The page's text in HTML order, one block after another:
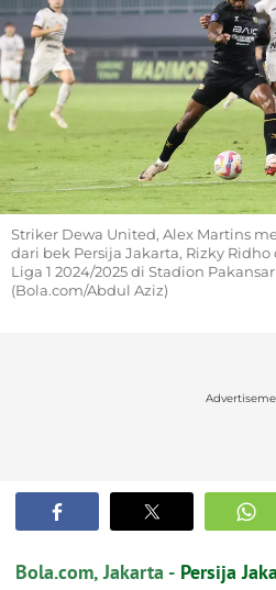
Striker Dewa United, Alex Martins
dari bek Persija Jakarta, Rizky
Liga 1 2024/2025 di Stadion
(Bola.com/Abdul Aziz)
Bola.com, Jakarta - Persija